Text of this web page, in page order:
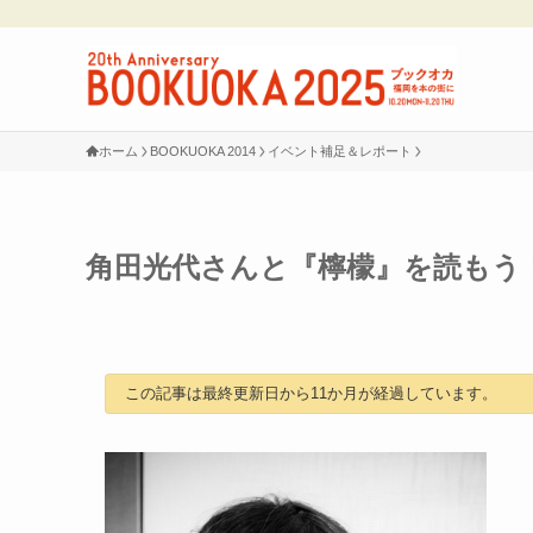
ホーム BOOKUOKA 2014 イベント補足＆レポート
角田光代さんと『檸檬』を読もう
この記事は最終更新日から11か月が経過しています。